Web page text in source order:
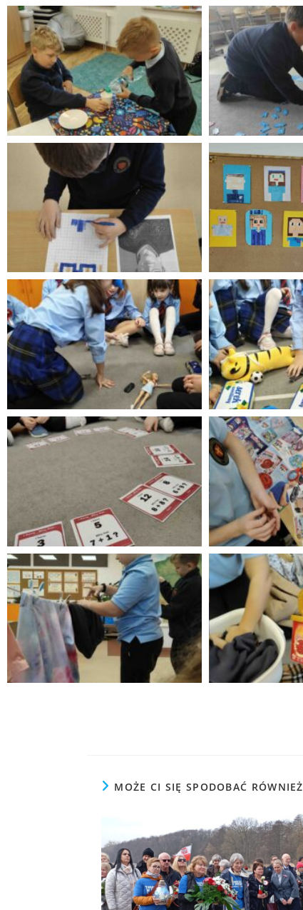
MOŻE CI SIĘ SPODOBAĆ RÓWNIEŻ